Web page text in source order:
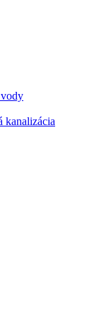
kanalizácia